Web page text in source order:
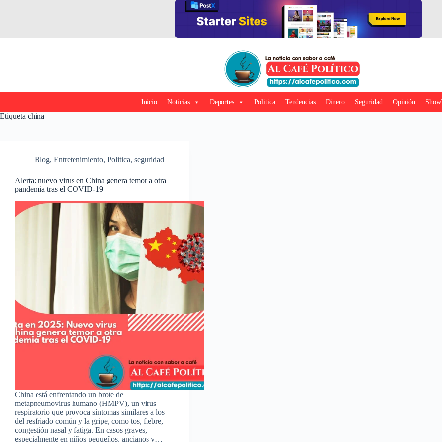
Inicio Noticias Deportes Politica Tendencias Dinero Seguridad Opinión
Etiqueta china
Blog, Entretenimiento, Politica, seguridad
Alerta: nuevo virus en China genera temor a otra
pandemia tras el COVID-19
China está enfrentando un brote de
metapneumovirus humano (HMPV), un virus
respiratorio que provoca síntomas similares a los
del resfriado común y la gripe, como tos, fiebre,
congestión nasal y fatiga. En casos graves,
especialmente en niños pequeños, ancianos y…